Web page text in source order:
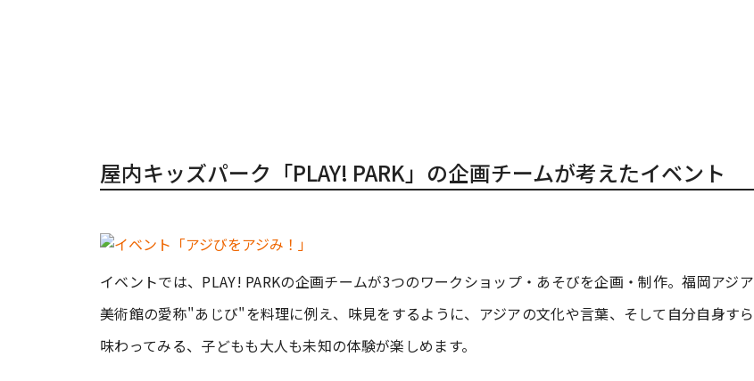
屋内キッズパーク「PLAY! PARK」の企画チームが考えたイベント
イベントでは、PLAY! PARKの企画チームが3つのワークショップ・あそびを企画・制作。福岡アジア
美術館の愛称"あじび"を料理に例え、味見をするように、アジアの文化や言葉、そして自分自身すら
味わってみる、子どもも大人も未知の体験が楽しめます。